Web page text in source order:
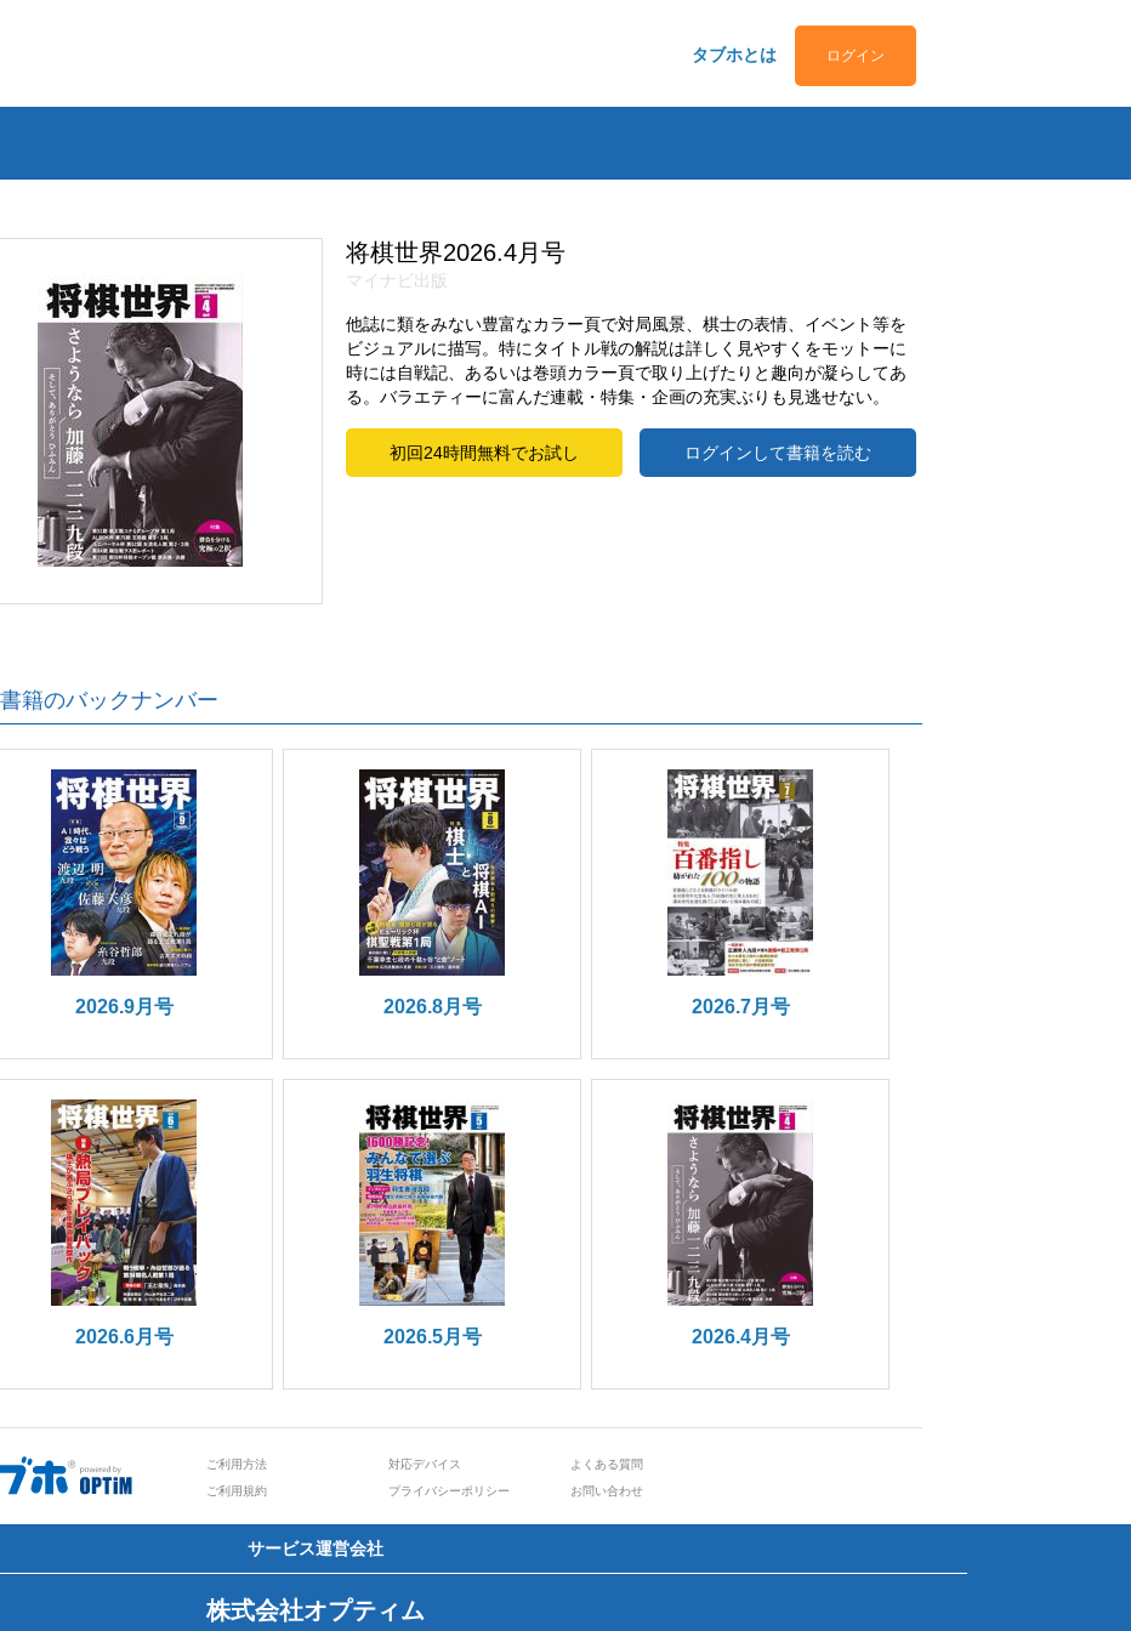
タブホとは ログイン
将棋世界2026.4月号
マイナビ出版
他誌に類をみない豊富なカラー頁で対局風景、棋士の表情、イベント等を
ビジュアルに描写。特にタイトル戦の解説は詳しく見やすくをモットーに
時には自戦記、あるいは巻頭カラー頁で取り上げたりと趣向が凝らしてあ
る。バラエティーに富んだ連載・特集・企画の充実ぶりも見逃せない。
初回24時間無料でお試し ログインして書籍を読む
籍のバックナンバー
2026.9月号 2026.8月号 2026.7月号
2026.6月号 2026.5月号 2026.4月号
ご利用方法 対応デバイス
よくある質問
ご利用規約
プライバシーポリシー お問い合わせ
サービス運営会社
株式会社オプティム